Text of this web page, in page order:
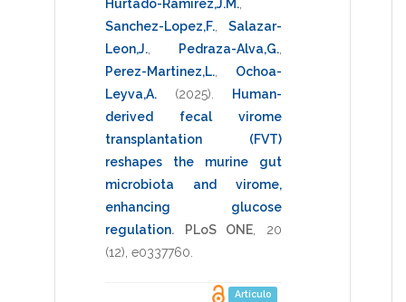
Hurtado-Ramirez,J.M.
Sanchez-Lopez,F.
Salazar-
Leon,J.
Pedraza-Alva,G.
Perez-Martinez,L.
Ochoa-
Leyva,A.
(2025)
Human-
derived fecal virome
transplantation (FVT)
reshapes the murine gut
microbiota and virome,
enhancing glucose
regulation. PLoS ONE
20
(12), e0337760
Artículo